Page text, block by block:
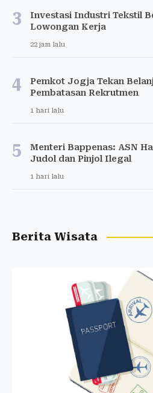
3
Investasi Industri Tekstil
Lowongan Kerja
22 jam lalu
4
Pemkot Jogja Tekan
Pembatasan Rekrutmen
1 hari lalu
5
Menteri Bappenas: ASN
Judol dan Pinjol Ilegal
1 hari lalu
Berita Wisata